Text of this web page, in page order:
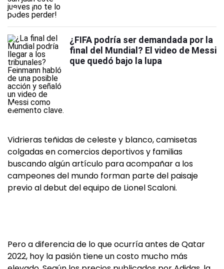
¿FIFA podría ser demandada por la
final del Mundial? El video de Messi
que quedó bajo la lupa
Vidrieras teñidas de celeste y blanco, camisetas
colgadas en comercios deportivos y familias
buscando algún artículo para acompañar a los
campeones del mundo forman parte del paisaje
previo al debut del equipo de Lionel Scaloni.
Pero a diferencia de lo que ocurría antes de Qatar
2022, hoy la pasión tiene un costo mucho más